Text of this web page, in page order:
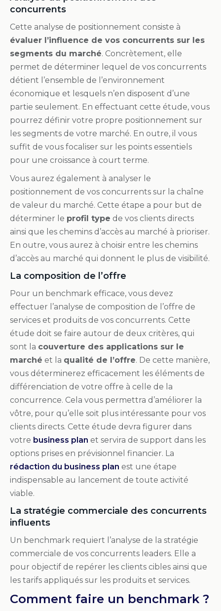
concurrents
Cette analyse de positionnement consiste à
évaluer l’influence de vos concurrents sur les
segments du marché. Concrètement, elle
permet de déterminer lequel de vos concurrents
détient l’ensemble de l’environnement
économique et lesquels n’en disposent d’une
partie seulement. En effectuant cette étude, vous
pourrez définir votre propre positionnement sur
les segments de votre marché. En outre, il vous
suffit de vous focaliser sur les points essentiels
pour une croissance à court terme.
Vous aurez également à analyser le
positionnement de vos concurrents sur la chaîne
de valeur du marché. Cette étape a pour but de
déterminer le profil type de vos clients directs
ainsi que les chemins d’accès au marché à prioriser.
En outre, vous aurez à choisir entre les chemins
d’accès au marché qui donnent le plus de visibilité.
La composition de l’offre
Pour un benchmark efficace, vous devez
effectuer l’analyse de composition de l’offre de
services et produits de vos concurrents. Cette
étude doit se faire autour de deux critères, qui
sont la couverture des applications sur le
marché et la qualité de l’offre. De cette manière,
vous déterminerez efficacement les éléments de
différenciation de votre offre à celle de la
concurrence. Cela vous permettra d’améliorer la
vôtre, pour qu’elle soit plus intéressante pour vos
clients directs. Cette étude devra figurer dans
votre business plan et servira de support dans les
options prises en prévisionnel financier. La
rédaction du business plan est une étape
indispensable au lancement de toute activité
viable.
La stratégie commerciale des concurrents
influents
Un benchmark requiert l’analyse de la stratégie
commerciale de vos concurrents leaders. Elle a
pour objectif de repérer les clients cibles ainsi que
les tarifs appliqués sur les produits et services.
Comment faire un benchmark ?